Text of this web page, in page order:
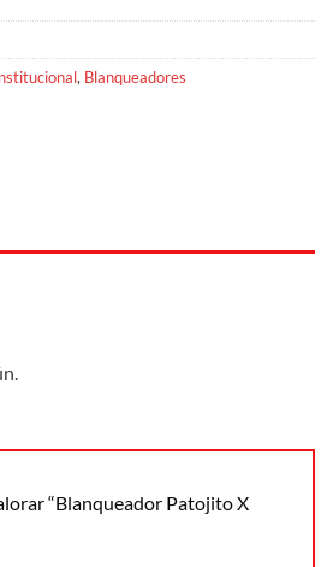
, Blanqueadores
“Blanqueador Patojito X